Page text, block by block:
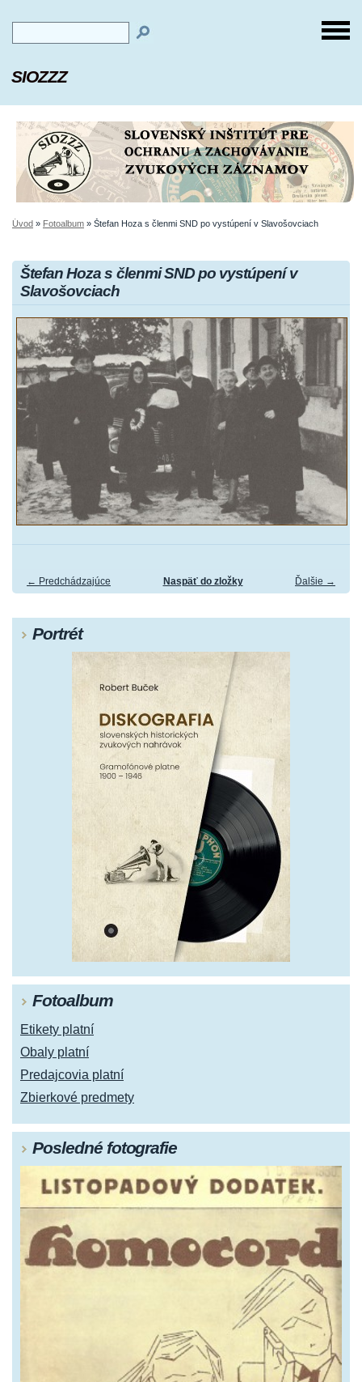
SIOZZZ
Úvod » Fotoalbum » Štefan Hoza s členmi SND po vystúpení v Slavošovciach
Štefan Hoza s členmi SND po vystúpení v
Slavošovciach
← Predchádzajúce Ďalšie →
Naspäť do zložky
Portrét
Fotoalbum
Etikety platní
Obaly platní
Predajcovia platní
Zbierkové predmety
Posledné fotografie